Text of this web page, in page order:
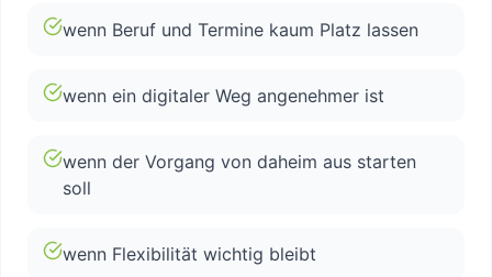
wenn Beruf und Termine kaum Platz lassen
wenn ein digitaler Weg angenehmer ist
wenn der Vorgang von daheim aus starten
soll
wenn Flexibilität wichtig bleibt